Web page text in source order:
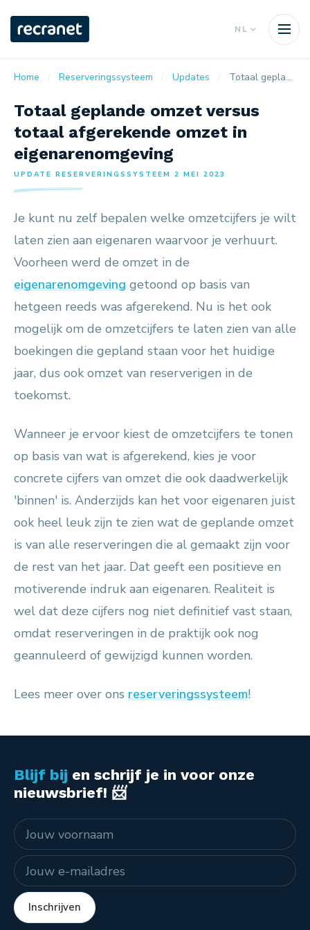
NL
Home Reserveringssysteem Updates Totaal geplande omzet versus totaal afgerekende omzet in eigenarenomgeving
Totaal geplande omzet versus
totaal afgerekende omzet in
eigenarenomgeving
UPDATE RESERVERINGSSYSTEEM 2 MEI 2023
Je kunt nu zelf bepalen welke omzetcijfers je wilt
laten zien aan eigenaren waarvoor je verhuurt.
Voorheen werd de omzet in de
eigenarenomgeving getoond op basis van
hetgeen reeds was afgerekend. Nu is het ook
mogelijk om de omzetcijfers te laten zien van alle
boekingen die gepland staan voor het huidige
jaar, dus ook omzet van reserverigen in de
toekomst.
Wanneer je ervoor kiest de omzetcijfers te tonen
op basis van wat is afgerekend, kies je voor
concrete cijfers van omzet die ook daadwerkelijk
'binnen' is. Anderzijds kan het voor eigenaren juist
ook heel leuk zijn te zien wat de geplande omzet
is van alle reserveringen die al gemaakt zijn voor
de rest van het jaar. Dat geeft een positieve en
motiverende indruk aan eigenaren. Realiteit is
wel dat deze cijfers nog niet definitief vast staan,
omdat reserveringen in de praktijk ook nog
geannuleerd of gewijzigd kunnen worden.
Lees meer over ons reserveringssysteem!
Blijf bij en schrijf je in voor onze
nieuwsbrief! 📨
Naam
E-mailadres
Inschrijven